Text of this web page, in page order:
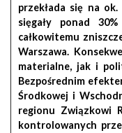
przekłada się na
sięgały ponad
całkowitemu
Warszawa.
materialne, jak i
Bezpośrednim
Środkowej i
regionu Związkowi
kontrolowanych